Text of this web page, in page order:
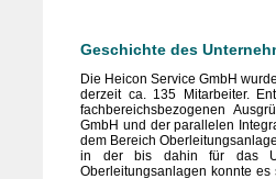
Geschichte des
Die Heicon Service GmbH
derzeit ca. 135 Mitarbeiter.
fachbereichsbezogenen
GmbH und der parallelen
dem Bereich
in der bis dahin für das
Oberleitungsanlagen konnte